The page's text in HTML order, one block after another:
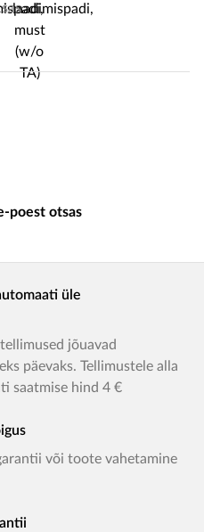
poest otsas
üle
jõuavad
päevaks. Tellimustele alla
saatmise hind 4 €
või toote vahetamine